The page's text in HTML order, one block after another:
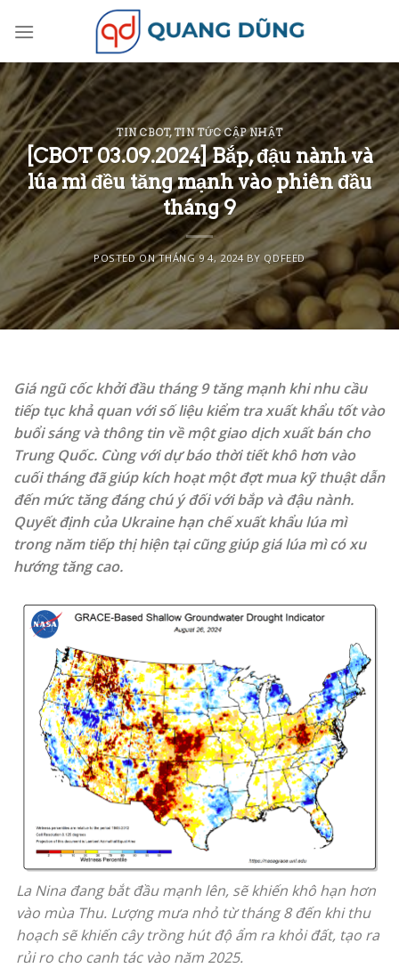
TIN CBOT, TIN TỨC CẬP NHẬT
[CBOT 03.09.2024] Bắp, đậu nành và
lúa mì đều tăng mạnh vào phiên đầu
tháng 9
POSTED ONTHÁNG 9 4, 2024BY QDFEED
Giá ngũ cốc khởi đầu tháng 9 tăng mạnh khi nhu cầu
tiếp tục khả quan với số liệu kiểm tra xuất khẩu tốt vào
buổi sáng và thông tin về một giao dịch xuất bán cho
Trung Quốc. Cùng với dự báo thời tiết khô hơn vào
cuối tháng đã giúp kích hoạt một đợt mua kỹ thuật dẫn
đến mức tăng đáng chú ý đối với bắp và đậu nành.
Quyết định của Ukraine hạn chế xuất khẩu lúa mì
trong năm tiếp thị hiện tại cũng giúp giá lúa mì có xu
hướng tăng cao.
La Nina đang bắt đầu mạnh lên, sẽ khiến khô hạn hơn
vào mùa Thu. Lượng mưa nhỏ từ tháng 8 đến khi thu
hoạch sẽ khiến cây trồng hút độ ẩm ra khỏi đất, tạo ra
rủi ro cho canh tác vào năm 2025.